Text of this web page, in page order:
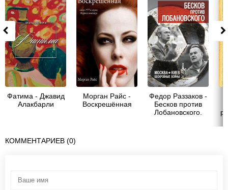
Фатима - Джавид
Алакбарли
Морган Райс -
Воскрешённая
Федор Раззаков -
Бесков против
Лобановского.
КОММЕНТАРИЕВ (0)